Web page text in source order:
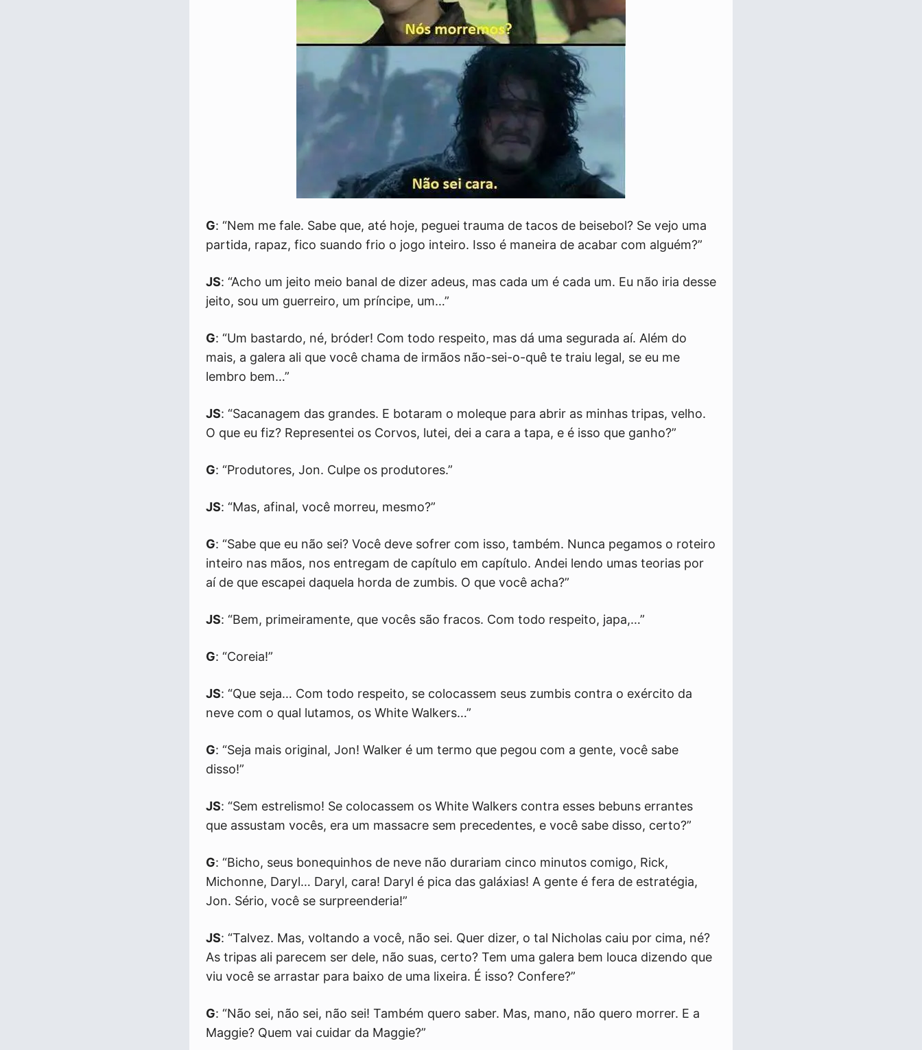
G: “Nem me fale. Sabe que, até hoje, peguei trauma de tacos de beisebol? Se vejo uma
partida, rapaz, fico suando frio o jogo inteiro. Isso é maneira de acabar com alguém?”
JS: “Acho um jeito meio banal de dizer adeus, mas cada um é cada um. Eu não iria desse
jeito, sou um guerreiro, um príncipe, um…”
G: “Um bastardo, né, bróder! Com todo respeito, mas dá uma segurada aí. Além do
mais, a galera ali que você chama de irmãos não-sei-o-quê te traiu legal, se eu me
lembro bem…”
JS: “Sacanagem das grandes. E botaram o moleque para abrir as minhas tripas, velho.
O que eu fiz? Representei os Corvos, lutei, dei a cara a tapa, e é isso que ganho?”
G: “Produtores, Jon. Culpe os produtores.”
JS: “Mas, afinal, você morreu, mesmo?”
G: “Sabe que eu não sei? Você deve sofrer com isso, também. Nunca pegamos o roteiro
inteiro nas mãos, nos entregam de capítulo em capítulo. Andei lendo umas teorias por
aí de que escapei daquela horda de zumbis. O que você acha?”
JS: “Bem, primeiramente, que vocês são fracos. Com todo respeito, japa,…”
G: “Coreia!”
JS: “Que seja… Com todo respeito, se colocassem seus zumbis contra o exército da
neve com o qual lutamos, os White Walkers…”
G: “Seja mais original, Jon! Walker é um termo que pegou com a gente, você sabe
disso!”
JS: “Sem estrelismo! Se colocassem os White Walkers contra esses bebuns errantes
que assustam vocês, era um massacre sem precedentes, e você sabe disso, certo?”
G: “Bicho, seus bonequinhos de neve não durariam cinco minutos comigo, Rick,
Michonne, Daryl… Daryl, cara! Daryl é pica das galáxias! A gente é fera de estratégia,
Jon. Sério, você se surpreenderia!”
JS: “Talvez. Mas, voltando a você, não sei. Quer dizer, o tal Nicholas caiu por cima, né?
As tripas ali parecem ser dele, não suas, certo? Tem uma galera bem louca dizendo que
viu você se arrastar para baixo de uma lixeira. É isso? Confere?”
G: “Não sei, não sei, não sei! Também quero saber. Mas, mano, não quero morrer. E a
Maggie? Quem vai cuidar da Maggie?”